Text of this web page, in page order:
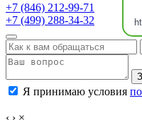
+7 (846) 212-99-71
+7 (499) 288-34-32
Я принимаю условия
‹ › ×